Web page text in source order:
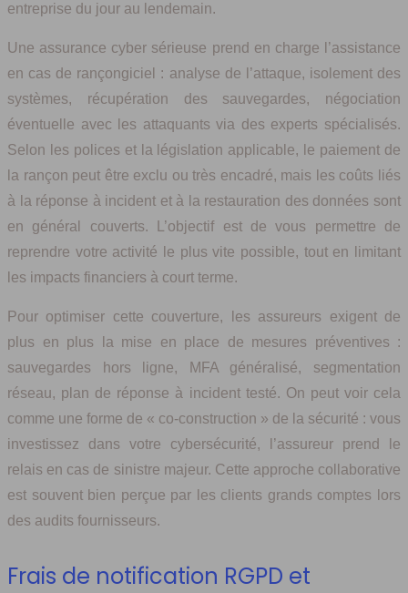
entreprise du jour au lendemain.
Une assurance cyber sérieuse prend en charge l’assistance
en cas de rançongiciel : analyse de l’attaque, isolement des
systèmes, récupération des sauvegardes, négociation
éventuelle avec les attaquants via des experts spécialisés.
Selon les polices et la législation applicable, le paiement de
la rançon peut être exclu ou très encadré, mais les coûts liés
à la réponse à incident et à la restauration des données sont
en général couverts. L’objectif est de vous permettre de
reprendre votre activité le plus vite possible, tout en limitant
les impacts financiers à court terme.
Pour optimiser cette couverture, les assureurs exigent de
plus en plus la mise en place de mesures préventives :
sauvegardes hors ligne, MFA généralisé, segmentation
réseau, plan de réponse à incident testé. On peut voir cela
comme une forme de « co‑construction » de la sécurité : vous
investissez dans votre cybersécurité, l’assureur prend le
relais en cas de sinistre majeur. Cette approche collaborative
est souvent bien perçue par les clients grands comptes lors
des audits fournisseurs.
Frais de notification RGPD et